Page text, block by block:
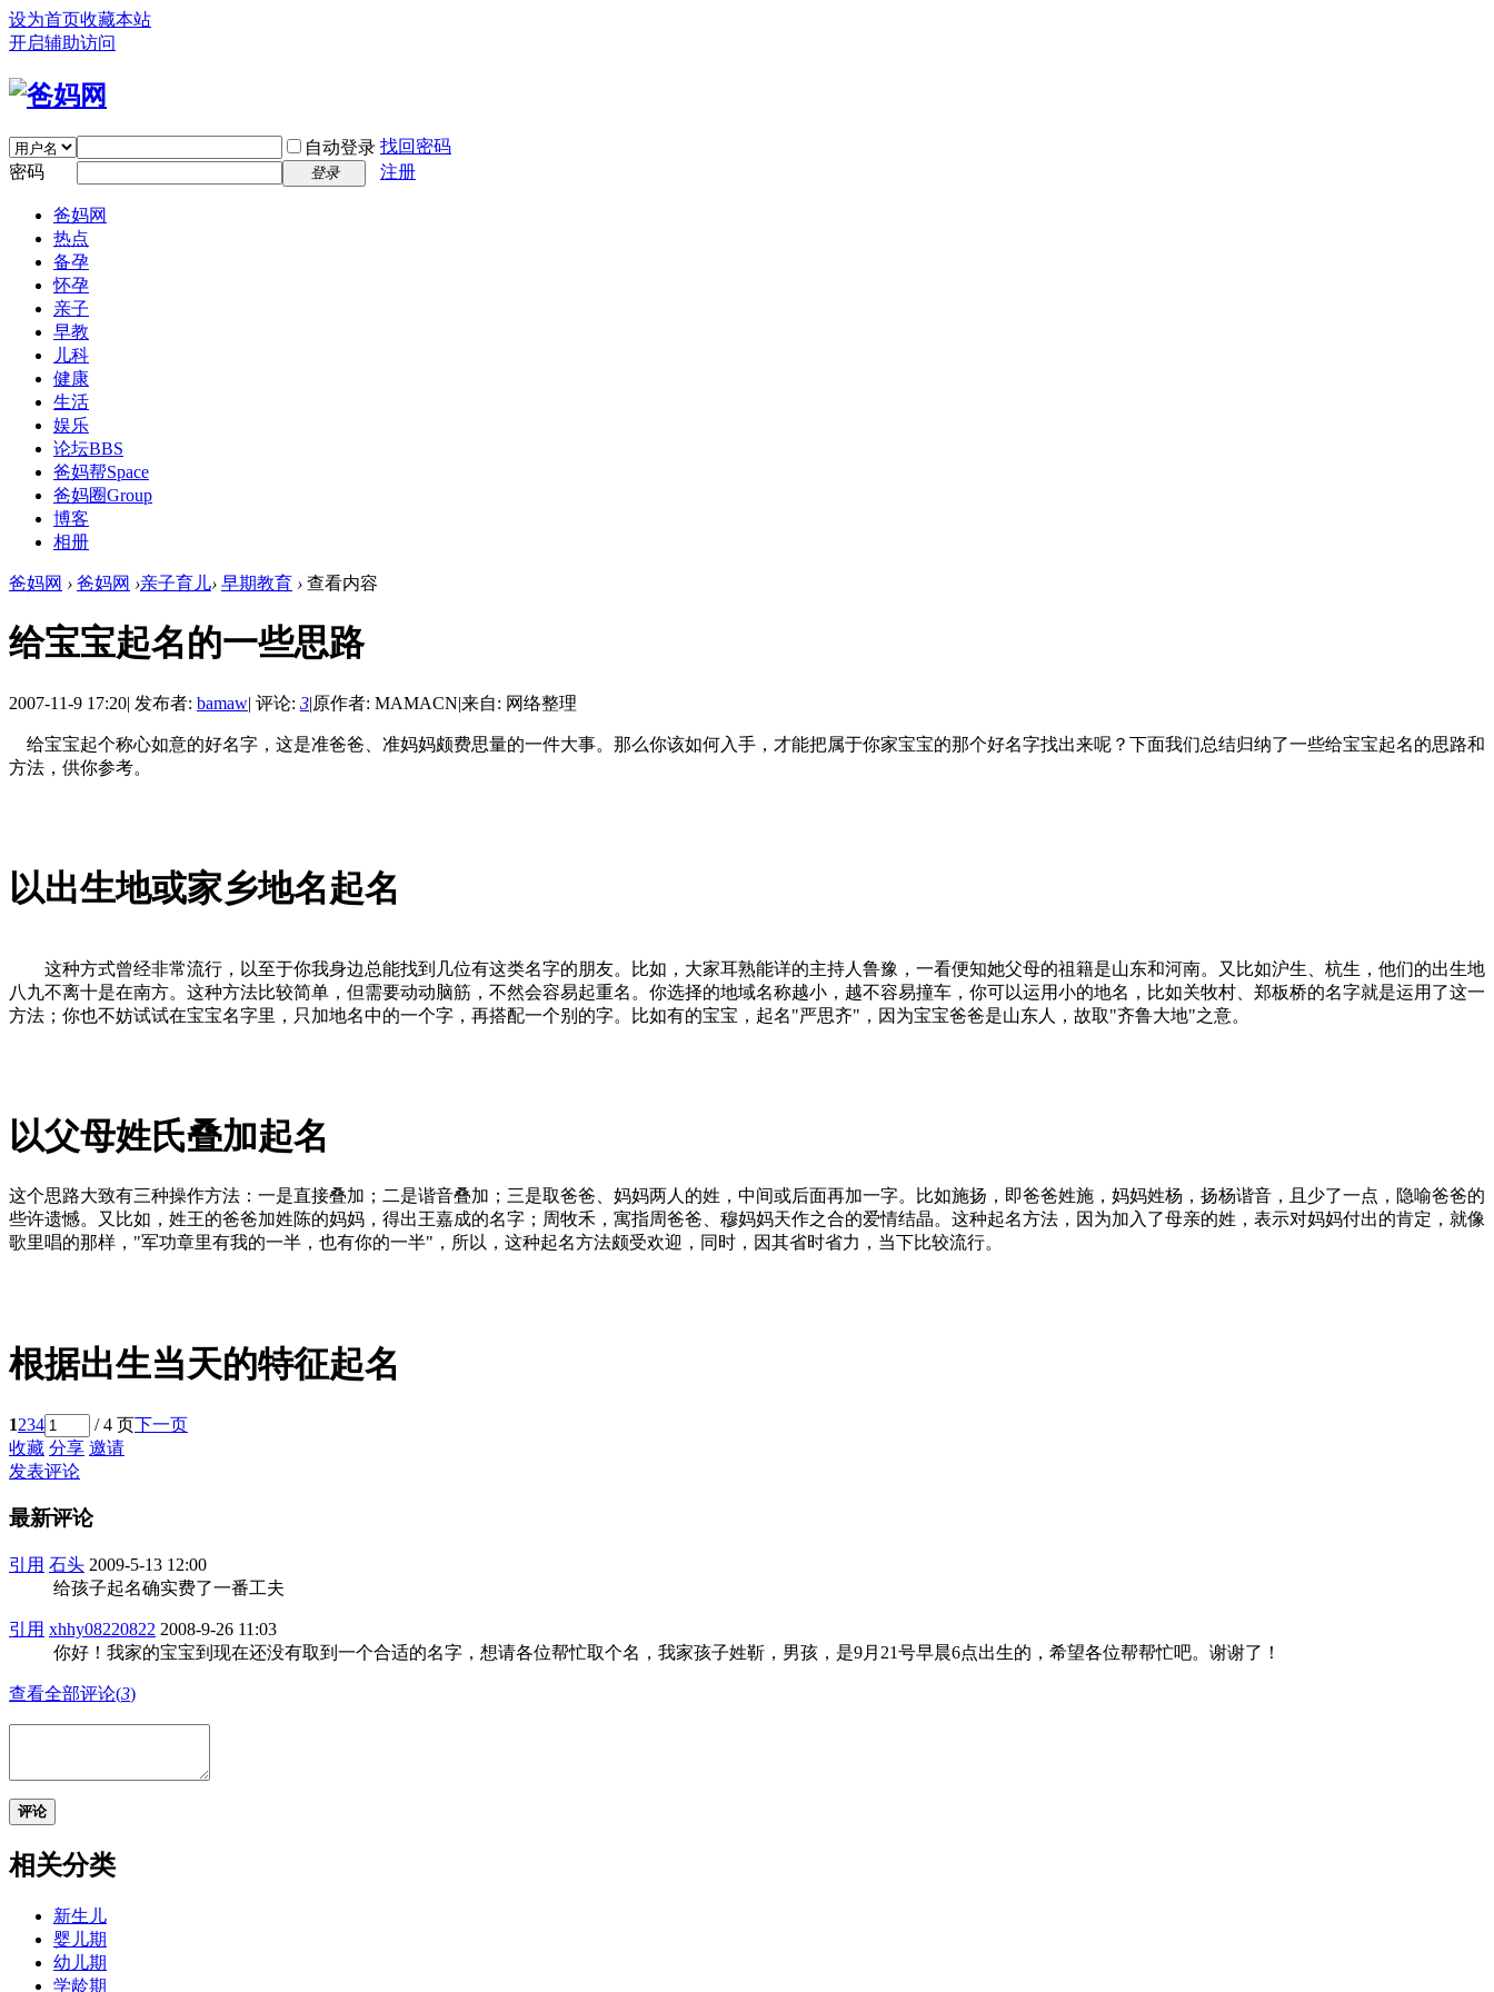
设为首页收藏本站
开启辅助访问
自动登录 找回密码
密码
登录 注册
爸妈网
热点
备孕
怀孕
亲子
早教
儿科
健康
生活
娱乐
论坛BBS
爸妈帮Space
爸妈圈Group
博客
相册
爸妈网 › 爸妈网 ›亲子育儿› 早期教育 › 查看内容
给宝宝起名的一些思路
2007-11-9 17:20| 发布者: bamaw| 评论: 3|原作者: MAMACN|来自: 网络整理
给宝宝起个称心如意的好名字，这是准爸爸、准妈妈颇费思量的一件大事。那么你该如何入手，才能把属于你家宝宝的那个好名字找出来呢？下面我们总结归纳了一些给宝宝起名的思路和
方法，供你参考。
以出生地或家乡地名起名
这种方式曾经非常流行，以至于你我身边总能找到几位有这类名字的朋友。比如，大家耳熟能详的主持人鲁豫，一看便知她父母的祖籍是山东和河南。又比如沪生、杭生，他们的出生地
八九不离十是在南方。这种方法比较简单，但需要动动脑筋，不然会容易起重名。你选择的地域名称越小，越不容易撞车，你可以运用小的地名，比如关牧村、郑板桥的名字就是运用了这一
方法；你也不妨试试在宝宝名字里，只加地名中的一个字，再搭配一个别的字。比如有的宝宝，起名"严思齐"，因为宝宝爸爸是山东人，故取"齐鲁大地"之意。
以父母姓氏叠加起名
这个思路大致有三种操作方法：一是直接叠加；二是谐音叠加；三是取爸爸、妈妈两人的姓，中间或后面再加一字。比如施扬，即爸爸姓施，妈妈姓杨，扬杨谐音，且少了一点，隐喻爸爸的
些许遗憾。又比如，姓王的爸爸加姓陈的妈妈，得出王嘉成的名字；周牧禾，寓指周爸爸、穆妈妈天作之合的爱情结晶。这种起名方法，因为加入了母亲的姓，表示对妈妈付出的肯定，就像
歌里唱的那样，"军功章里有我的一半，也有你的一半"，所以，这种起名方法颇受欢迎，同时，因其省时省力，当下比较流行。
根据出生当天的特征起名
1234 / 4 页下一页
收藏 分享 邀请
发表评论
最新评论
引用 石头 2009-5-13 12:00
给孩子起名确实费了一番工夫
引用 xhhy08220822 2008-9-26 11:03
你好！我家的宝宝到现在还没有取到一个合适的名字，想请各位帮忙取个名，我家孩子姓靳，男孩，是9月21号早晨6点出生的，希望各位帮帮忙吧。谢谢了！
查看全部评论(3)
评论
相关分类
新生儿
婴儿期
幼儿期
学龄期